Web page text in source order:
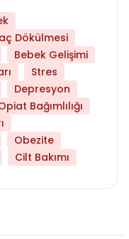
Dökülmesi
Bebek Gelişimi
Stres
Depresyon
Bağımlılığı
Obezite
Cilt Bakımı